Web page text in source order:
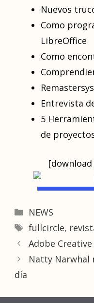
Nuevos
Como
LibreOffice
Como
Remastersys
Entrevista
5
de
[download
Categories
NEWS
Tags
fullcircle,
Adobe
Natty Narwhal
día